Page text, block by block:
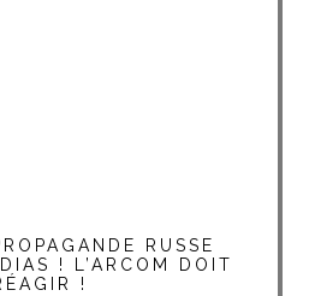
RUSSE
! L’ARCOM DOIT
!